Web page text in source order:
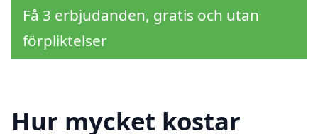
Få 3 erbjudanden, gratis och utan
förpliktelser
Hur mycket kostar